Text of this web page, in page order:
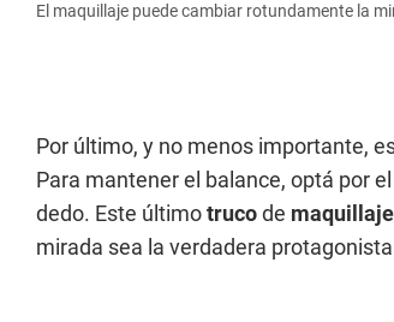
El maquillaje puede cambiar rotundamente la
Por último, y no menos importante,
Para mantener el balance, optá por
dedo. Este últimotrucode maquillaje
mirada sea la verdadera